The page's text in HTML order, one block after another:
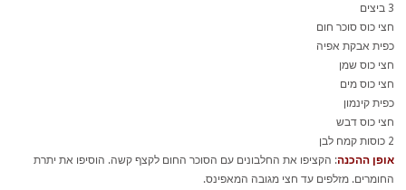
3 ביצים
חצי כוס סוכר חום
כפית אבקת אפיה
חצי כוס שמן
חצי כוס מים
כפית קינמון
חצי כוס דבש
2 כוסות קמח לבן
אופן ההכנה: הקציפו את החלבונים עם הסוכר החום לקצף קשה. הוסיפו את יתרת
החומרים. מזלפים עד חצי מגובה המאפינס.